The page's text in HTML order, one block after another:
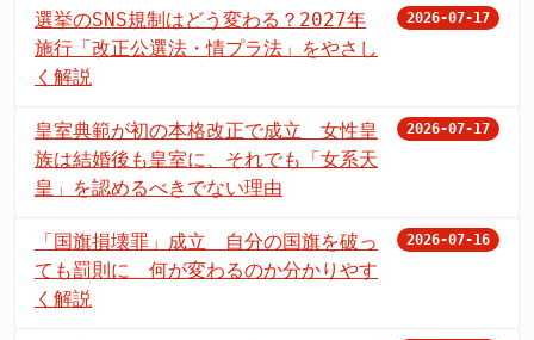
選挙のSNS規制はどう変わる？2027年
施行「改正公選法・情プラ法」をやさし
く解説
2026-07-17
皇室典範が初の本格改正で成立 女性皇
族は結婚後も皇室に、それでも「女系天
皇」を認めるべきでない理由
2026-07-17
「国旗損壊罪」成立 自分の国旗を破っ
ても罰則に 何が変わるのか分かりやす
く解説
2026-07-16